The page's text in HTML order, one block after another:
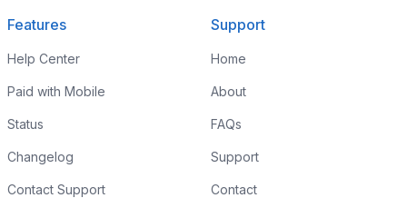
Features
Help Center
Paid with Mobile
Status
Changelog
Contact Support
Support
Home
About
FAQs
Support
Contact